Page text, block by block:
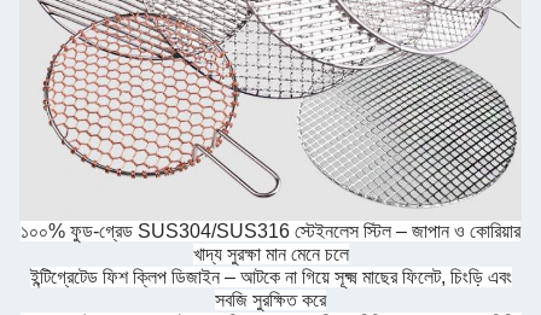
১০০% ফুড-গ্রেড SUS304/SUS316 স্টেইনলেস স্টিল – জাপান ও কোরিয়ার
খাদ্য সুরক্ষা মান মেনে চলে
ইন্টিগ্রেটেড ফিশ ক্লিপ ডিজাইন – আটকে না গিয়ে সূক্ষ্ম মাছের ফিলেট, চিংড়ি এবং
সবজি সুরক্ষিত করে